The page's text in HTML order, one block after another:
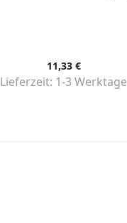
11,33 €
Lieferzeit: 1-3 Werktage